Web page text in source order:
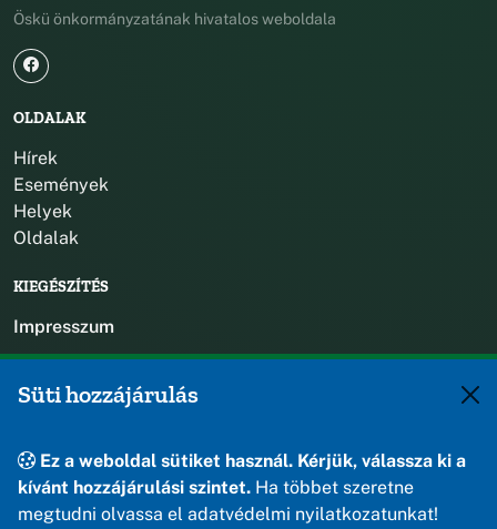
Öskü önkormányzatának hivatalos weboldala
OLDALAK
Hírek
Események
Helyek
Oldalak
KIEGÉSZÍTÉS
Impresszum
+36 88 588 560
jegyzo@osku.hu
8191 Öskü, Szabadság tér 1.
Süti hozzájárulás
Ez a weboldal sütiket használ. Kérjük, válassza ki a
kívánt hozzájárulási szintet. Ha többet szeretne
megtudni olvassa el adatvédelmi nyilatkozatunkat!